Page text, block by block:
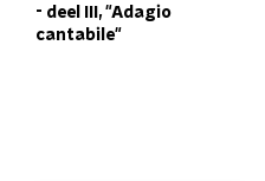
- deel III, "Adagio
cantabile"